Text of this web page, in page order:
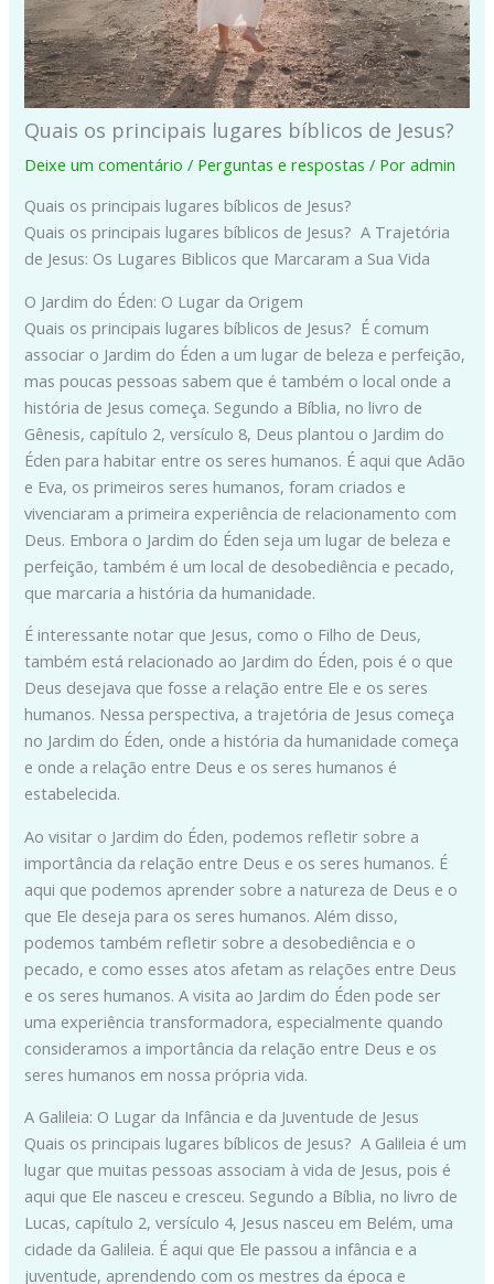
Quais os principais lugares bíblicos de Jesus?
Deixe um comentário / Perguntas e respostas / Poradmin
Quais os principais lugares bíblicos de Jesus?
Quais os principais lugares bíblicos de Jesus? A Trajetória
de Jesus: Os Lugares Biblicos que Marcaram a Sua Vida
O Jardim do Éden: O Lugar da Origem
Quais os principais lugares bíblicos de Jesus? É comum
associar o Jardim do Éden a um lugar de beleza e perfeição,
mas poucas pessoas sabem que é também o local onde a
história de Jesus começa. Segundo a Bíblia, no livro de
Gênesis, capítulo 2, versículo 8, Deus plantou o Jardim do
Éden para habitar entre os seres humanos. É aqui que Adão
e Eva, os primeiros seres humanos, foram criados e
vivenciaram a primeira experiência de relacionamento com
Deus. Embora o Jardim do Éden seja um lugar de beleza e
perfeição, também é um local de desobediência e pecado,
que marcaria a história da humanidade.
É interessante notar que Jesus, como o Filho de Deus,
também está relacionado ao Jardim do Éden, pois é o que
Deus desejava que fosse a relação entre Ele e os seres
humanos. Nessa perspectiva, a trajetória de Jesus começa
no Jardim do Éden, onde a história da humanidade começa
e onde a relação entre Deus e os seres humanos é
estabelecida.
Ao visitar o Jardim do Éden, podemos refletir sobre a
importância da relação entre Deus e os seres humanos. É
aqui que podemos aprender sobre a natureza de Deus e o
que Ele deseja para os seres humanos. Além disso,
podemos também refletir sobre a desobediência e o
pecado, e como esses atos afetam as relações entre Deus
e os seres humanos. A visita ao Jardim do Éden pode ser
uma experiência transformadora, especialmente quando
consideramos a importância da relação entre Deus e os
seres humanos em nossa própria vida.
A Galileia: O Lugar da Infância e da Juventude de Jesus
Quais os principais lugares bíblicos de Jesus? A Galileia é um
lugar que muitas pessoas associam à vida de Jesus, pois é
aqui que Ele nasceu e cresceu. Segundo a Bíblia, no livro de
Lucas, capítulo 2, versículo 4, Jesus nasceu em Belém, uma
cidade da Galileia. É aqui que Ele passou a infância e a
juventude, aprendendo com os mestres da época e